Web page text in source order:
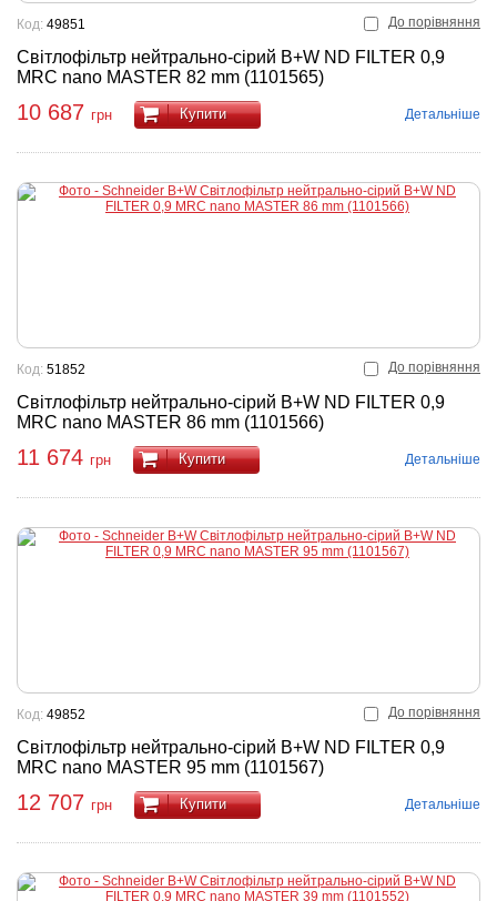
До порівняння
Світлофільтр нейтрально-сірий B+W ND FILTER 0,9
MRC nano MASTER 82 mm (1101565)
Код: 49851
10 687 грн Купити Детальніше
До порівняння
Світлофільтр нейтрально-сірий B+W ND FILTER 0,9
MRC nano MASTER 86 mm (1101566)
Код: 51852
11 674 грн Купити Детальніше
До порівняння
Світлофільтр нейтрально-сірий B+W ND FILTER 0,9
MRC nano MASTER 95 mm (1101567)
Код: 49852
12 707 грн Купити Детальніше